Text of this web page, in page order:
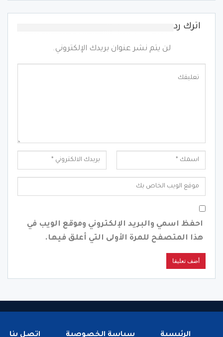
اترك رد
لن يتم نشر عنوان بريدك الإلكتروني.
احفظ اسمي والبريد الإلكتروني وموقع الويب في
هذا المتصفح للمرة الأولى التي أعلق فيها.
الرئيسية سياسة الخصوصية اتصل بنا